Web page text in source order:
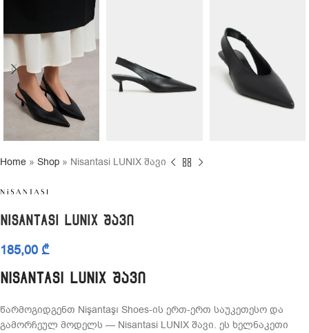
Home » Shop » Nisantasi LUNIX შავი
Nisantasi LUNIX შავი
185,00 ₾
Nisantasi LUNIX შავი
წარმოგიდგენთ Nişantaşı Shoes-ის ერთ-ერთ საუკეთესო და
გამორჩეულ მოდელს — Nisantasi LUNIX შავი. ეს ხელნაკეთი